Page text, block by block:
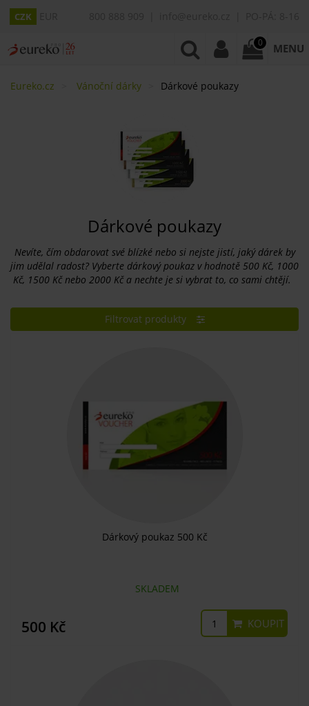
CZK
0 MENU
Eureko.cz Vánoční dárky Dárkové poukazy
Dárkové poukazy
Nevíte, čím obdarovat své blízké nebo si nejste jistí, jaký dárek by
jim udělal radost? Vyberte dárkový poukaz v hodnotě 500 Kč, 1000
Kč, 1500 Kč nebo 2000 Kč a nechte je si vybrat to, co sami chtějí.
Filtrovat produkty
Dárkový poukaz 500 Kč
SKLADEM
500 Kč KOUPIT